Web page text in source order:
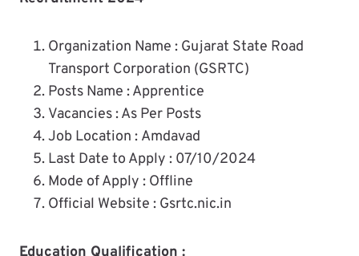
Organization Name : Gujarat State Road
Transport Corporation (GSRTC)
Posts Name : Apprentice
Vacancies : As Per Posts
Job Location : Amdavad
Last Date to Apply : 07/10/2024
Mode of Apply : Offline
Official Website : Gsrtc.nic.in
Education Qualification :